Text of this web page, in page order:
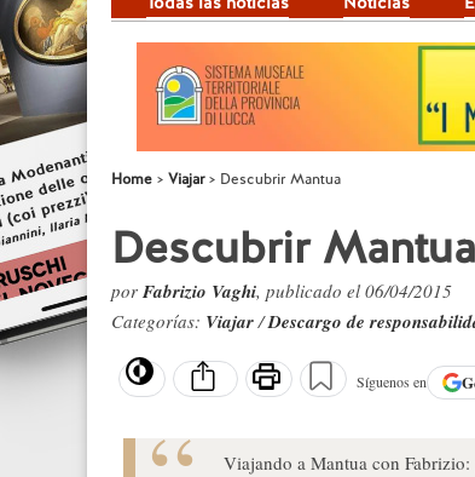
Home Viajar Descubrir Mantua
Descubrir Mantua
por Fabrizio Vaghi, publicado el 06/04/2015
Categorías: Viajar/Descargo de
Síguenos en
Viajando a Mantua con Fabrizio: